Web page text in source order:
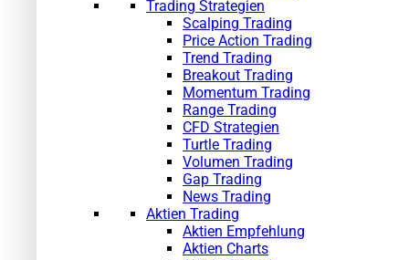
Trading Strategien
Scalping Trading
Price Action Trading
Trend Trading
Breakout Trading
Momentum Trading
Range Trading
CFD Strategien
Turtle Trading
Volumen Trading
Gap Trading
News Trading
Aktien Trading
Aktien Empfehlung
Aktien Charts